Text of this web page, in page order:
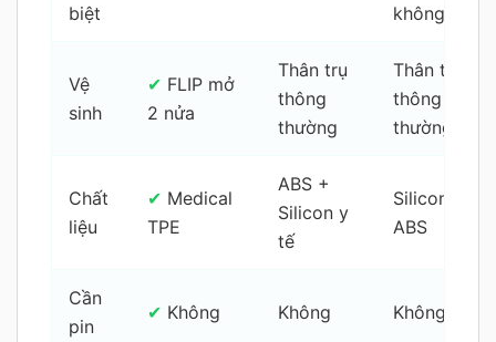
biệt
không
Vệ
sinh
✔ FLIP mở
2 nửa
Thân trụ
thông
thường
Thân trụ
thông
thường
Chất
liệu
✔ Medical
TPE
ABS +
Silicon y
tế
Silicon +
ABS
Cần
pin
✔ Không Không Không